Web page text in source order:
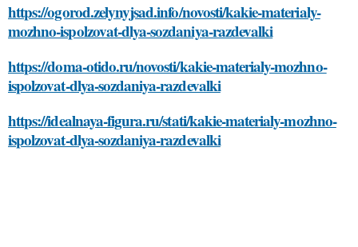
https://ogorod.zelynyjsad.info/novosti/kakie-materialy-
mozhno-ispolzovat-dlya-sozdaniya-razdevalki
https://doma-otido.ru/novosti/kakie-materialy-mozhno-
ispolzovat-dlya-sozdaniya-razdevalki
https://idealnaya-figura.ru/stati/kakie-materialy-mozhno-
ispolzovat-dlya-sozdaniya-razdevalki